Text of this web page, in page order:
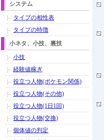
システム
タイプの相性表
タイプの特徴
小ネタ、小技、裏技
小技
経験値稼ぎ
役立つ人物(ポケモン関係)
役立つ人物(その他)
役立つ人物(1日1回)
役立つ人物(交換)
個体値の判定